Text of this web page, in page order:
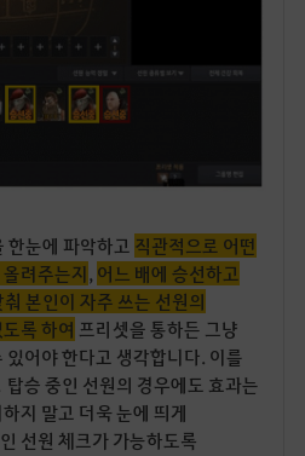
한눈에 파악하고 직관적으로 어떤
려주는지, 어느 배에 승선하고
본인이 자주 쓰는 선원의
록 하여 프리셋을 통하든 그냥
어야 한다고 생각합니다. 이를
승 중인 선원의 경우에도 효과는
지 말고 더욱 눈에 띄게
선원 체크가 가능하도록